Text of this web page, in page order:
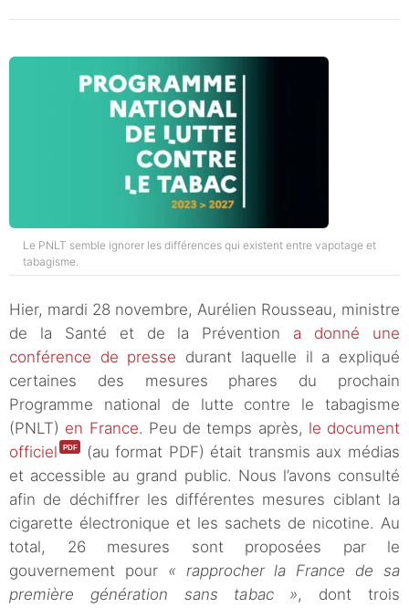
Le PNLT semble ignorer les différences qui existent entre vapotage et
tabagisme.
Hier, mardi 28 novembre, Aurélien Rousseau, ministre
de la Santé et de la Prévention a donné une
conférence de presse durant laquelle il a expliqué
certaines des mesures phares du prochain
Programme national de lutte contre le tabagisme
(PNLT) en France. Peu de temps après, le document
officiel
(au format PDF) était transmis aux médias
et accessible au grand public. Nous l’avons consulté
afin de déchiffrer les différentes mesures ciblant la
cigarette électronique et les sachets de nicotine. Au
total, 26 mesures sont proposées par le
gouvernement pour « rapprocher la France de sa
première génération sans tabac », dont trois